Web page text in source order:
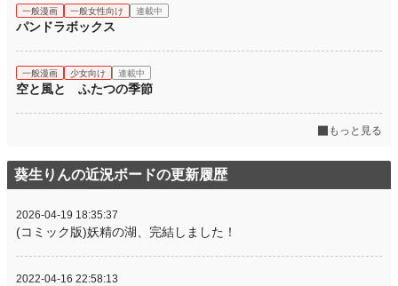
一般漫画 一般女性向け 連載中
パンドラボックス
一般漫画 少女向け 連載中
空と風と ふたつの季節
もっと見る
葵生りんの近況ボードの更新履歴
2026-04-19 18:35:37
(コミック版)妖精の湖、完結しました！
2022-04-16 22:58:13